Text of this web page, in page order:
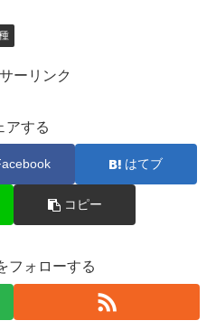
ーリンク
アする
はてブ
コピー
フォローする